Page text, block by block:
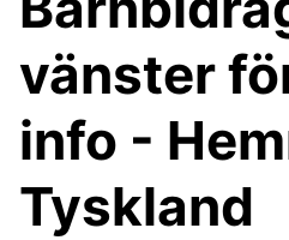
vänster
info -
Tyskland